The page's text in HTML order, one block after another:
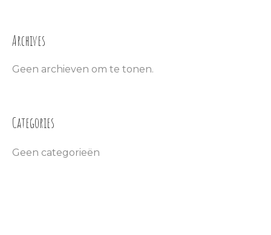
Archives
Geen archieven om te tonen.
Categories
Geen categorieën